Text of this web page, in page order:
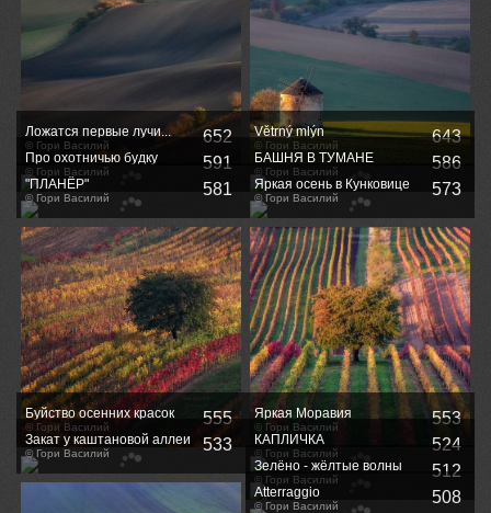
Ложатся первые лучи...
© Гори Василий 652 Větrný mlýn
© Гори Василий 643
Про охотничью будку
© Гори Василий 591 БАШНЯ В ТУМАНЕ
© Гори Василий 586
"ПЛАНЁР"
© Гори Василий 581 Яркая осень в Кунковице
© Гори Василий 573
Буйство осенних красок
© Гори Василий 555 Яркая Моравия
© Гори Василий 553
Закат у каштановой аллеи
© Гори Василий 533 КАПЛИЧКА
© Гори Василий 524
Зелёно - жёлтые волны
© Гори Василий 512
Atterraggio
© Гори Василий 508